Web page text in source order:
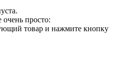
очень просто:
товар и нажмите кнопку